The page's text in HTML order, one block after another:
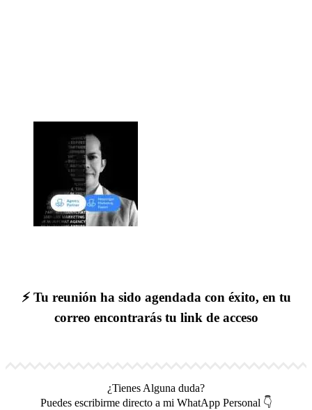
⚡ Tu reunión ha sido agendada con éxito, en tu
correo encontrarás tu link de acceso
¿Tienes Alguna duda?
Puedes escribirme directo a mi WhatApp Personal 👇